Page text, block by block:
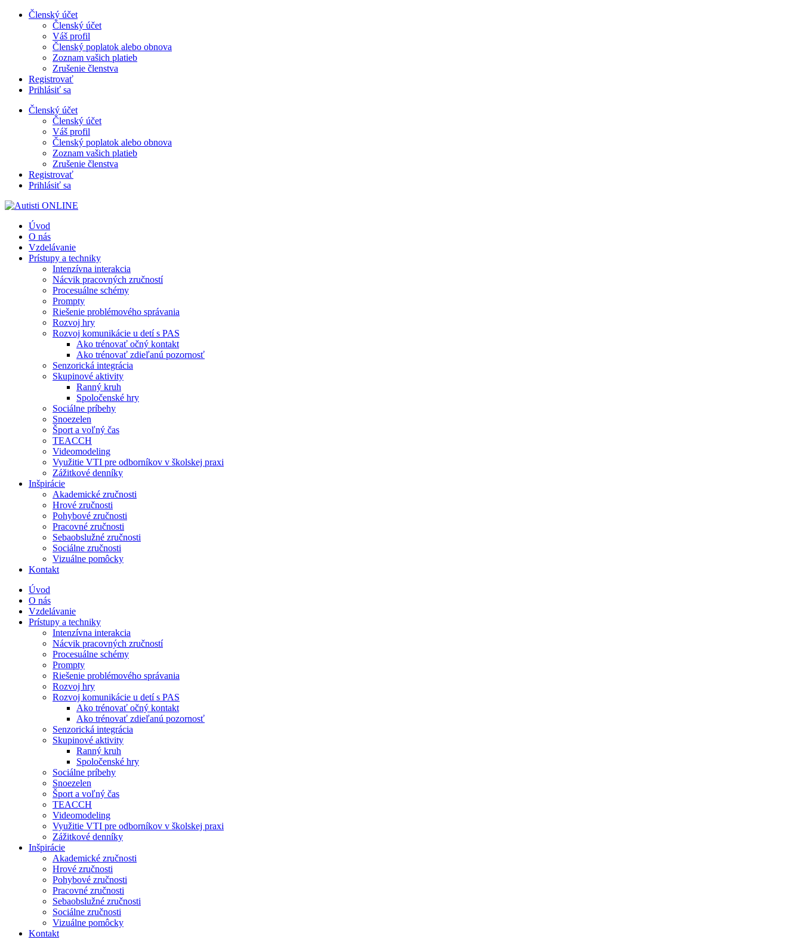
PreskočiťČlenský účet
Členský účet
Váš profil
Členský poplatok alebo obnova
Zoznam vašich platieb
Zrušenie členstva
Registrovať
Prihlásiť sa
Členský účet
Členský účet
Váš profil
Členský poplatok alebo obnova
Zoznam vašich platieb
Zrušenie členstva
Registrovať
Prihlásiť sa
Úvod
O nás
Vzdelávanie
Prístupy a techniky
Intenzívna interakcia
Nácvik pracovných zručností
Procesuálne schémy
Prompty
Riešenie problémového správania
Rozvoj hry
Rozvoj komunikácie u detí s PAS
Ako trénovať očný kontakt
Ako trénovať zdieľanú pozornosť
Senzorická integrácia
Skupinové aktivity
Ranný kruh
Spoločenské hry
Sociálne príbehy
Snoezelen
Šport a voľný čas
TEACCH
Videomodeling
Využitie VTI pre odborníkov v školskej praxi
Zážitkové denníky
Inšpirácie
Akademické zručnosti
Hrové zručnosti
Pohybové zručnosti
Pracovné zručnosti
Sebaobslužné zručnosti
Sociálne zručnosti
Vizuálne pomôcky
Kontakt
Úvod
O nás
Vzdelávanie
Prístupy a techniky
Intenzívna interakcia
Nácvik pracovných zručností
Procesuálne schémy
Prompty
Riešenie problémového správania
Rozvoj hry
Rozvoj komunikácie u detí s PAS
Ako trénovať očný kontakt
Ako trénovať zdieľanú pozornosť
Senzorická integrácia
Skupinové aktivity
Ranný kruh
Spoločenské hry
Sociálne príbehy
Snoezelen
Šport a voľný čas
TEACCH
Videomodeling
Využitie VTI pre odborníkov v školskej praxi
Zážitkové denníky
Inšpirácie
Akademické zručnosti
Hrové zručnosti
Pohybové zručnosti
Pracovné zručnosti
Sebaobslužné zručnosti
Sociálne zručnosti
Vizuálne pomôcky
Kontakt